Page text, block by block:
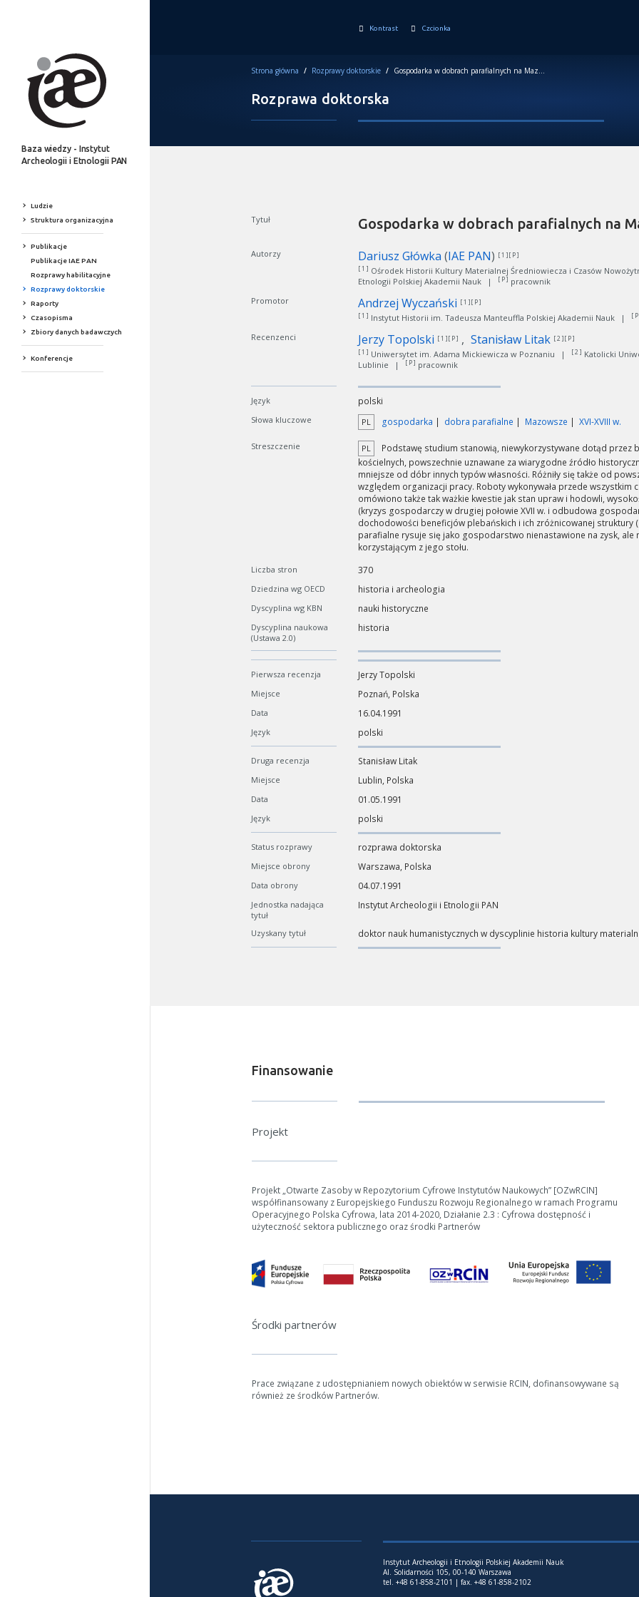
Baza wiedzy - Instytut
Archeologii i Etnologii PAN
Ludzie
Struktura organizacyjna
Publikacje
Publikacje IAE PAN
Rozprawy habilitacyjne
Rozprawy doktorskie
Raporty
Czasopisma
Zbiory danych badawczych
Konferencje
Kontrast Czcionka
Strona główna / Rozprawy doktorskie / Gospodarka w dobrach parafialnych na Mazowszu w XVI-XVIII w.
Rozprawa doktorska
Tytuł Gospodarka w dobrach parafialnych na
Autorzy Dariusz Główka (IAE PAN) [ 1 ][ P ]
[ 1 ] Ośrodek Historii Kultury Materialnej Średniowiecza i Czasów
Etnologii Polskiej Akademii Nauk
| [ P ] pracownik
Promotor
Andrzej Wyczański [ 1 ][ P ]
[ 1 ] Instytut Historii im. Tadeusza Manteuffla Polskiej Akademii Nauk | [
Recenzenci Jerzy Topolski [ 1 ][ P ] Stanisław Litak [ 2 ][ P ]
[ 1 ] Uniwersytet im. Adama Mickiewicza w Poznaniu | [ 2 ] Katolicki
Lublinie
| [ P ] pracownik
Język polski
Słowa kluczowe PL gospodarka dobra parafialne Mazowsze XVI-XVIII w.
Streszczenie PL
Podstawę studium stanowią, niewykorzystywane dotąd przez
kościelnych, powszechnie uznawane za wiarygodne źródło
mniejsze od dóbr innych typów własności. Różniły się także od
względem organizacji pracy. Roboty wykonywała przede wszystkim
omówiono także tak ważkie kwestie jak stan upraw i hodowli,
(kryzys gospodarczy w drugiej połowie XVII w. i odbudowa
dochodowości beneficjów plebańskich i ich zróżnicowanej struktury
parafialne rysuje się jako gospodarstwo nienastawione na zysk,
korzystającym z jego stołu.
Liczba stron 370
Dziedzina wg OECD historia i archeologia
Dyscyplina wg KBN nauki historyczne
Dyscyplina naukowa
(Ustawa 2.0)
historia
Pierwsza recenzja Jerzy Topolski
Miejsce Poznań, Polska
Data 16.04.1991
Język polski
Druga recenzja Stanisław Litak
Miejsce Lublin, Polska
Data 01.05.1991
Język polski
Status rozprawy rozprawa doktorska
Miejsce obrony Warszawa, Polska
Data obrony 04.07.1991
Jednostka nadająca
tytuł
Instytut Archeologii i Etnologii PAN
Uzyskany tytuł doktor nauk humanistycznych w dyscyplinie historia kultury
Finansowanie
Projekt
Projekt „Otwarte Zasoby w Repozytorium Cyfrowe Instytutów Naukowych” [OZwRCIN]
współfinansowany z Europejskiego Funduszu Rozwoju Regionalnego w ramach Programu
Operacyjnego Polska Cyfrowa, lata 2014-2020, Działanie 2.3 : Cyfrowa dostępność i
użyteczność sektora publicznego oraz środki Partnerów
Środki partnerów
Prace związane z udostępnianiem nowych obiektów w serwisie RCIN, dofinansowywane są
również ze środków Partnerów.
Instytut Archeologii i Etnologii Polskiej Akademii Nauk
Al. Solidarności 105, 00-140 Warszawa
tel. +48 61-858-2101 | fax. +48 61-858-2102